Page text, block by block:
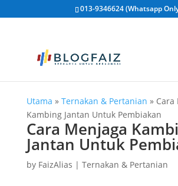
013-9346624 (Whatsapp
Utama » Ternakan & Pertanian » Cara
Kambing Jantan Untuk Pembiakan
Cara Menjaga
Jantan Untuk
by FaizAlias | Ternakan & Pertanian